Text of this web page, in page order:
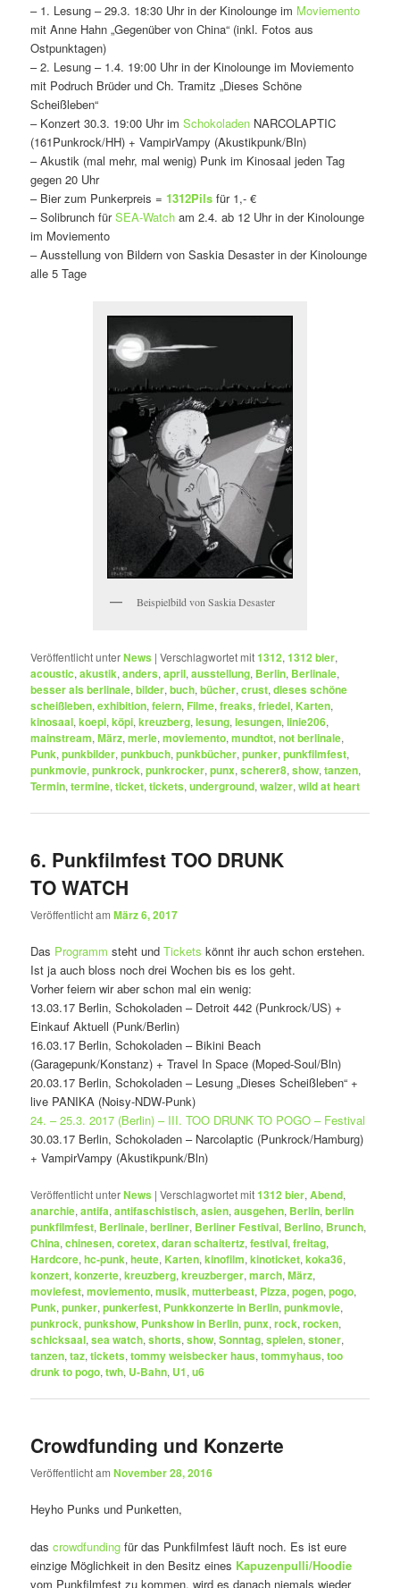
– 1. Lesung – 29.3. 18:30 Uhr in der Kinolounge im Moviemento
mit Anne Hahn „Gegenüber von China“ (inkl. Fotos aus
Ostpunktagen)
– 2. Lesung – 1.4. 19:00 Uhr in der Kinolounge im Moviemento
mit Podruch Brüder und Ch. Tramitz „Dieses Schöne
Scheißleben“
– Konzert 30.3. 19:00 Uhr imSchokoladen NARCOLAPTIC
(161Punkrock/HH) + VampirVampy (Akustikpunk/Bln)
– Akustik (mal mehr, mal wenig) Punk im Kinosaal jeden Tag
gegen 20 Uhr
– Bier zum Punkerpreis = 1312Pils für 1,- €
– Solibrunch fürSEA-Watch am 2.4. ab 12 Uhr in der Kinolounge
im Moviemento
– Ausstellung von Bildern von Saskia Desaster in der Kinolounge
alle 5 Tage
Beispielbild von Saskia Desaster
Veröffentlicht unterNews |Verschlagwortet mit1312,1312 bier,
acoustic,akustik,anders,april,ausstellung, Berlin, Berlinale,
besser als berlinale,bilder,buch,bücher,crust,dieses schöne
scheißleben,exhibition,feiern, Filme,freaks,friedel, Karten,
kinosaal,koepi,köpi,kreuzberg,lesung,lesungen,linie206,
mainstream,März,merle,moviemento,mundtot,not berlinale,
Punk,punkbilder,punkbuch,punkbücher,punker,punkfilmfest,
punkmovie,punkrock,punkrocker,punx,scherer8,show,tanzen,
Termin,termine,ticket,tickets,underground,walzer,wild at heart
6. Punkfilmfest TOO DRUNK
TO WATCH
Veröffentlicht amMärz 6, 2017
Das Programm steht undTickets könnt ihr auch schon erstehen.
Ist ja auch bloss noch drei Wochen bis es los geht.
Vorher feiern wir aber schon mal ein wenig:
13.03.17 Berlin, Schokoladen – Detroit 442 (Punkrock/US) +
Einkauf Aktuell (Punk/Berlin)
16.03.17 Berlin, Schokoladen – Bikini Beach
(Garagepunk/Konstanz) + Travel In Space (Moped-Soul/Bln)
20.03.17 Berlin, Schokoladen – Lesung „Dieses Scheißleben“ +
live PANIKA (Noisy-NDW-Punk)
24. – 25.3. 2017 (Berlin) – III. TOO DRUNK TO POGO – Festival
30.03.17 Berlin, Schokoladen – Narcolaptic (Punkrock/Hamburg)
+ VampirVampy (Akustikpunk/Bln)
Veröffentlicht unterNews |Verschlagwortet mit1312 bier,Abend,
anarchie,antifa,antifaschistisch,asien,ausgehen, Berlin,berlin
punkfilmfest, Berlinale,berliner, Berliner Festival, Berlino, Brunch,
China,chinesen,coretex,daran schaitertz,festival,freitag,
Hardcore,hc-punk,heute, Karten,kinofilm,kinoticket,koka36,
konzert,konzerte,kreuzberg,kreuzberger,march,März,
moviefest,moviemento,musik,mutterbeast, Pizza,pogen,pogo,
Punk,punker,punkerfest, Punkkonzerte in Berlin,punkmovie,
punkrock,punkshow, Punkshow in Berlin,punx,rock,rocken,
schicksaal,sea watch,shorts,show,Sonntag,spielen,stoner,
tanzen,taz,tickets,tommy weisbecker haus,tommyhaus,too
drunk to pogo,twh, U-Bahn, U1,u6
Crowdfunding und Konzerte
Veröffentlicht amNovember 28, 2016
Heyho Punks und Punketten,
dascrowdfunding für das Punkfilmfest läuft noch. Es ist eure
einzige Möglichkeit in den Besitz eines Kapuzenpulli/Hoodie
vom Punkfilmfest zu kommen, wird es danach niemals wieder